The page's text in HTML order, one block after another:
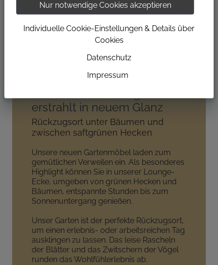
erstrahlt in neuem Glanz
Rückzugsort unter Bäumen und
zwischen saftgrünen Hecken
Unsere neuen Gartenmöbel laden zum
gemütlichen Verweilen ein. Als besonderes
Highlight können Sie in unserer Lounge-
Ecke, umgeben von grünen Hecken und
Bäumen, entspannte Stunden bis zum
Sonnenuntergang genießen.
Unser Garten ist der perfekte Rückzugsort,
um einen erlebnis- oder arbeitsreichen Tag
ausklingen zu lassen. Das leise Rascheln
der Blätter und das Zwitschern der Vögel
runden das Wohlfühlerlebnis ab.
Nur notwendige Cookies akzeptieren
Individuelle Cookie-Einstellungen & Details über
Cookies
Datenschutz
Impressum